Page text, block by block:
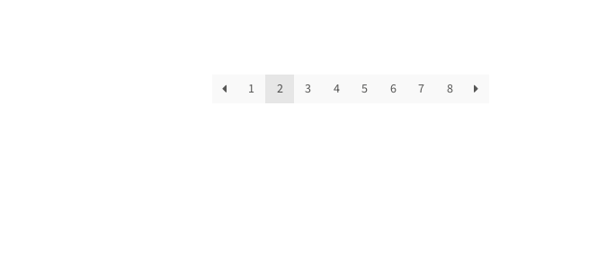
1 2 3 4 5 6 7 8